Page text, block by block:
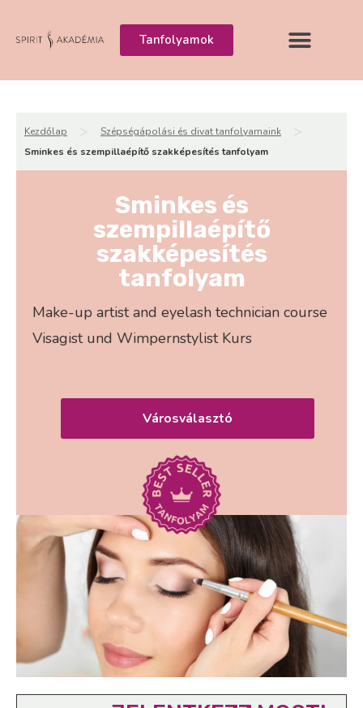
Tanfolyamok
Kezdőlap > Szépségápolási és divat tanfolyamaink >
Sminkes és szempillaépítő szakképesítés tanfolyam
Sminkes és
szempillaépítő
szakképesítés
tanfolyam
Make-up artist and eyelash technician course
Visagist und Wimpernstylist Kurs
Városválasztó